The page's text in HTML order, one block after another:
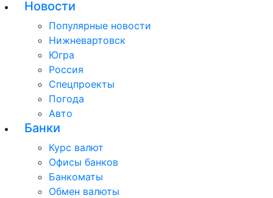
Новости
Популярные новости
Нижневартовск
Югра
Россия
Спецпроекты
Погода
Авто
Банки
Курс валют
Офисы банков
Банкоматы
Обмен валюты